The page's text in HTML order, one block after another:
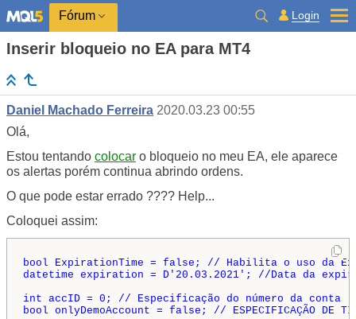
Fórum Login
Inserir bloqueio no EA para MT4
Daniel Machado Ferreira 2020.03.23 00:55
Olá,
Estou tentando colocar o bloqueio no meu EA, ele aparece
os alertas porém continua abrindo ordens.
O que pode estar errado ???? Help...
Coloquei assim:
bool ExpirationTime = false; // Habilita o uso da
datetime expiration = D'20.03.2021'; //Data da
int accID = 0; // Especificação do número da conta |
bool onlyDemoAccount = false; // ESPECIFICAÇÃO DE